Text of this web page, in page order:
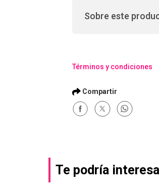
Sobre este
Términos y condiciones
Te podría